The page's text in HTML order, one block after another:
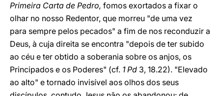
Primeira Carta de Pedro, fomos exortados a fixar o
olhar no nosso Redentor, que morreu "de uma vez
para sempre pelos pecados" a fim de nos reconduzir a
Deus, à cuja direita se encontra "depois de ter subido
ao céu e ter obtido a soberania sobre os anjos, os
Principados e os Poderes" (cf. 1 Pd 3, 18.22). "Elevado
ao alto" e tornado invisível aos olhos dos seus